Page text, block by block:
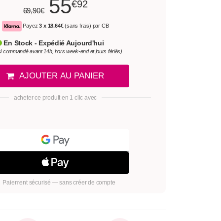
69,90€ 55€92
Payez3 x 18.64€(sans frais) par CB
En Stock - Expédié Aujourd'hui
commandé avant 14h, hors week-end et jours fériés)
AJOUTER AU PANIER
acheter ce produit en 1 clic avec
Paiement sécurisé — sans créer de compte